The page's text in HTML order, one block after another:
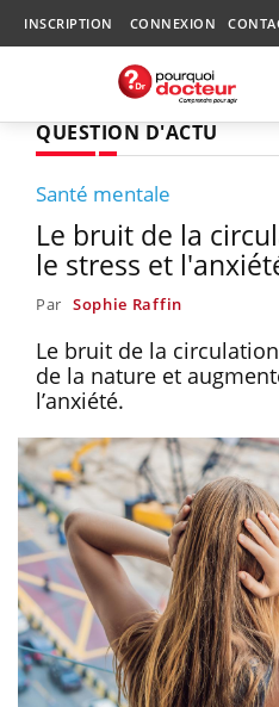
INSCRIPTION CONNEXION
QUESTION D'ACTU
Santé mentale
Le bruit de la
le stress et
Par Sophie Raffin
Le bruit de la
de la nature et
l’anxiété.